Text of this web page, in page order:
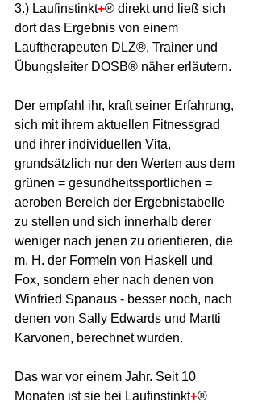
3.) Laufinstinkt+® direkt und ließ sich
dort das Ergebnis von einem
Lauftherapeuten DLZ®, Trainer und
Übungsleiter DOSB® näher erläutern.
Der empfahl ihr, kraft seiner Erfahrung,
sich mit ihrem aktuellen Fitnessgrad
und ihrer individuellen Vita,
grundsätzlich nur den Werten aus dem
grünen = gesundheitssportlichen =
aeroben Bereich der Ergebnistabelle
zu stellen und sich innerhalb derer
weniger nach jenen zu orientieren, die
m. H. der Formeln von Haskell und
Fox, sondern eher nach denen von
Winfried Spanaus - besser noch, nach
denen von Sally Edwards und Martti
Karvonen, berechnet wurden.
Das war vor einem Jahr. Seit 10
Monaten ist sie bei Laufinstinkt+®